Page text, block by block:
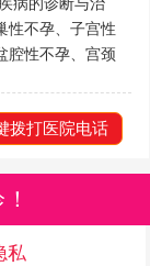
性不孕、子宫性
腔性不孕、宫颈
拨打医院电话
私